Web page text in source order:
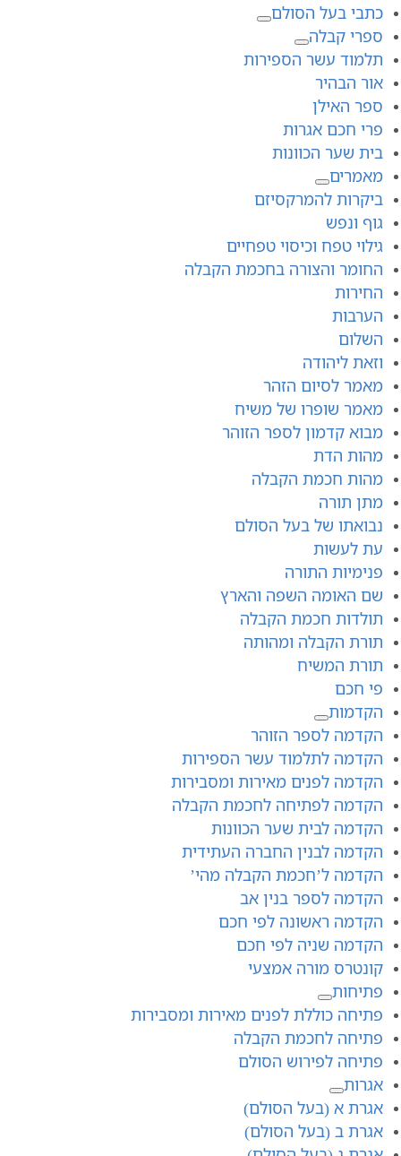
כתבי בעל הסולם
ספרי קבלה
תלמוד עשר הספירות
אור הבהיר
ספר האילן
פרי חכם אגרות
בית שער הכוונות
מאמרים
ביקרות להמרקסיזם
גוף ונפש
גילוי טפח וכיסוי טפחיים
החומר והצורה בחכמת הקבלה
החירות
הערבות
השלום
וזאת ליהודה
מאמר לסיום הזהר
מאמר שופרו של משיח
מבוא קדמון לספר הזוהר
מהות הדת
מהות חכמת הקבלה
מתן תורה
נבואתו של בעל הסולם
עת לעשות
פנימיות התורה
שם האומה השפה והארץ
תולדות חכמת הקבלה
תורת הקבלה ומהותה
תורת המשיח
פי חכם
הקדמות
הקדמה לספר הזוהר
הקדמה לתלמוד עשר הספירות
הקדמה לפנים מאירות ומסבירות
הקדמה לפתיחה לחכמת הקבלה
הקדמה לבית שער הכוונות
הקדמה לבנין החברה העתידית
הקדמה ל’חכמת הקבלה מהי’
הקדמה לספר בנין אב
הקדמה ראשונה לפי חכם
הקדמה שניה לפי חכם
קונטרס מורה אמצעי
פתיחות
פתיחה כוללת לפנים מאירות ומסבירות
פתיחה לחכמת הקבלה
פתיחה לפירוש הסולם
אגרות
אגרת א (בעל הסולם)
אגרת ב (בעל הסולם)